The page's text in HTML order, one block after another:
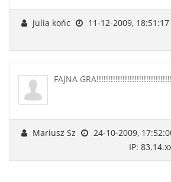
julia końc
11-12-2009, 18:51:17
FAJNA
Mariusz Sz
24-10-2009,
IP: